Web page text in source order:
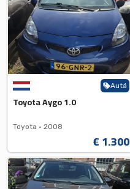
Autá
Toyota Aygo 1.0
Toyota • 2008
€ 1.300